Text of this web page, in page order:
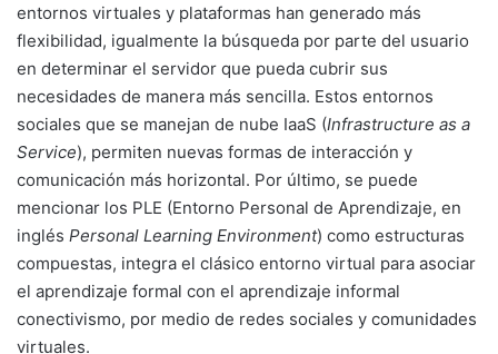
entornos virtuales y plataformas han generado más
flexibilidad, igualmente la búsqueda por parte del usuario
en determinar el servidor que pueda cubrir sus
necesidades de manera más sencilla. Estos entornos
sociales que se manejan de nube IaaS (Infrastructure as a
Service), permiten nuevas formas de interacción y
comunicación más horizontal. Por último, se puede
mencionar los PLE (Entorno Personal de Aprendizaje, en
inglés Personal Learning Environment) como estructuras
compuestas, integra el clásico entorno virtual para asociar
el aprendizaje formal con el aprendizaje informal
conectivismo, por medio de redes sociales y comunidades
virtuales.